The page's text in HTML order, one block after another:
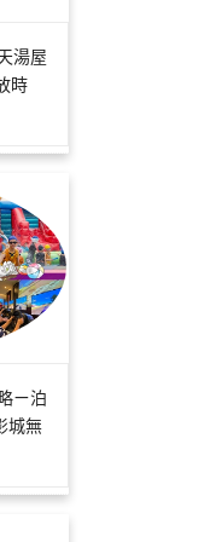
湯屋
時
ㄧ泊
城無